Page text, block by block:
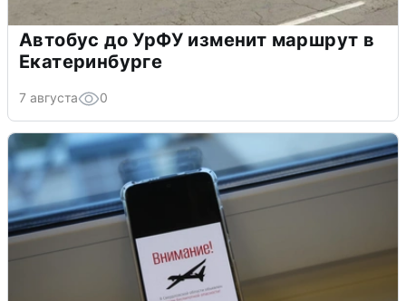
Автобус до УрФУ изменит маршрут в
Екатеринбурге
7 августа 0